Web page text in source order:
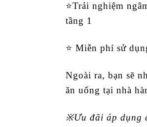
⭐️Trải nghiệm
tầng 1
⭐️ Miễn phí sử
Ngoài ra, bạn sẽ
ăn uống tại nhà
※Ưu đãi áp dụng